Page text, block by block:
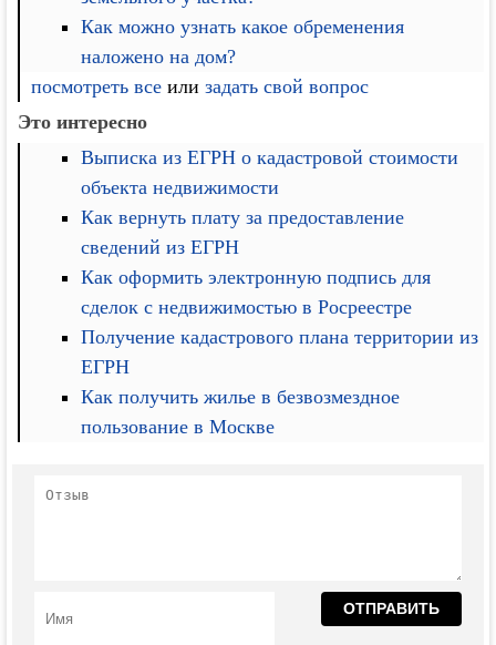
Как можно узнать какое обременения
наложено на дом?
посмотреть все илизадать свой вопрос
Это интересно
Выписка из ЕГРН о кадастровой стоимости
объекта недвижимости
Как вернуть плату за предоставление
сведений из ЕГРН
Как оформить электронную подпись для
сделок с недвижимостью в Росреестре
Получение кадастрового плана территории из
ЕГРН
Как получить жилье в безвозмездное
пользование в Москве